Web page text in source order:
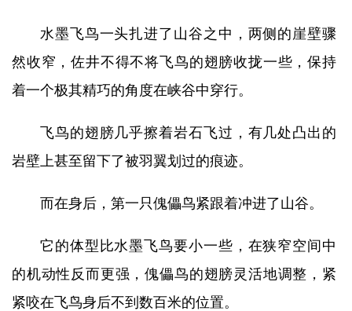
水墨飞鸟一头扎进了山谷之中，两侧的崖壁骤
然收窄，佐井不得不将飞鸟的翅膀收拢一些，保持
着一个极其精巧的角度在峡谷中穿行。
飞鸟的翅膀几乎擦着岩石飞过，有几处凸出的
岩壁上甚至留下了被羽翼划过的痕迹。
而在身后，第一只傀儡鸟紧跟着冲进了山谷。
它的体型比水墨飞鸟要小一些，在狭窄空间中
的机动性反而更强，傀儡鸟的翅膀灵活地调整，紧
紧咬在飞鸟身后不到数百米的位置。